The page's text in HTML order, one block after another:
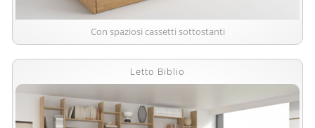
Con spaziosi cassetti sottostanti
Letto Biblio